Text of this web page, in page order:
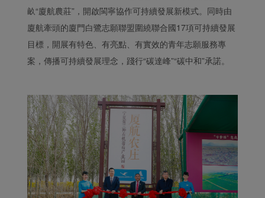
畝“廈航農莊”，開啟閩寧協作可持續發展新模式。同時由
廈航牽頭的廈門白鷺志願聯盟圍繞聯合國17項可持續發展
目標，開展有特色、有亮點、有實效的青年志願服務專
案，傳播可持續發展理念，踐行“碳達峰”“碳中和”承諾。